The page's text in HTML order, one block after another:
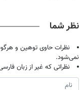
نظر شما
نظرات حاوی توهین و
نمی‌شود.
نظراتی که غیر از زبان